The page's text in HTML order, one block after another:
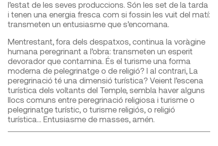
l’estat de les seves produccions. Són les set de la tarda
i tenen una energia fresca com si fossin les vuit del matí:
transmeten un entusiasme que s’encomana.
Mentrestant, fora dels despatxos, continua la voràgine
humana peregrinant a l’obra: transmeten un esperit
devorador que contamina. És el turisme una forma
moderna de pelegrinatge o de religió? I al contrari, La
peregrinació té una dimensió turística? Veient l’escena
turística dels voltants del Temple, sembla haver alguns
llocs comuns entre peregrinació religiosa i turisme o
pelegrinatge turístic, o turisme religiós, o religió
turística… Entusiasme de masses, amén.